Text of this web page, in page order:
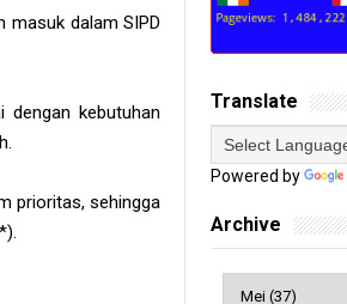
masuk dalam SIPD
dengan kebutuhan
prioritas, sehingga
Translate
Powered by
Archive